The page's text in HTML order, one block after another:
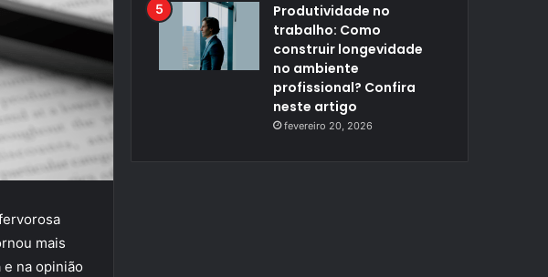
mais
na opinião
Produtividade no
trabalho: Como
construir longevidade
no ambiente
profissional? Confira
neste artigo
fevereiro 20, 2026